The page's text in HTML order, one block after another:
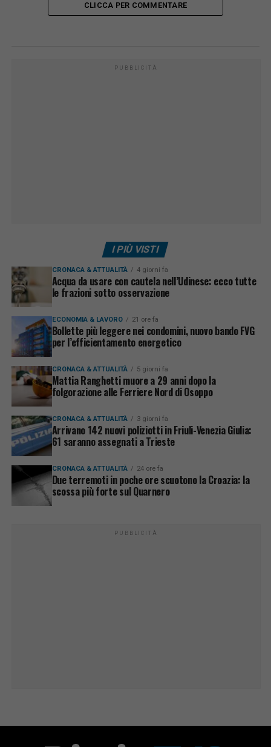
CLICCA PER COMMENTARE
PUBBLICITÀ
I PIÙ VISTI
CRONACA & ATTUALITÀ 4 giorni fa
Acqua da usare con cautela nell’Udinese: ecco tutte
le frazioni sotto osservazione
ECONOMIA & LAVORO 21 ore fa
Bollette più leggere nei condomini, nuovo bando FVG
per l’efficientamento energetico
CRONACA & ATTUALITÀ 5 giorni fa
Mattia Ranghetti muore a 29 anni dopo la
folgorazione alle Ferriere Nord di Osoppo
CRONACA & ATTUALITÀ 3 giorni fa
Arrivano 142 nuovi poliziotti in Friuli-Venezia Giulia:
61 saranno assegnati a Trieste
CRONACA & ATTUALITÀ 24 ore fa
Due terremoti in poche ore scuotono la Croazia: la
scossa più forte sul Quarnero
PUBBLICITÀ